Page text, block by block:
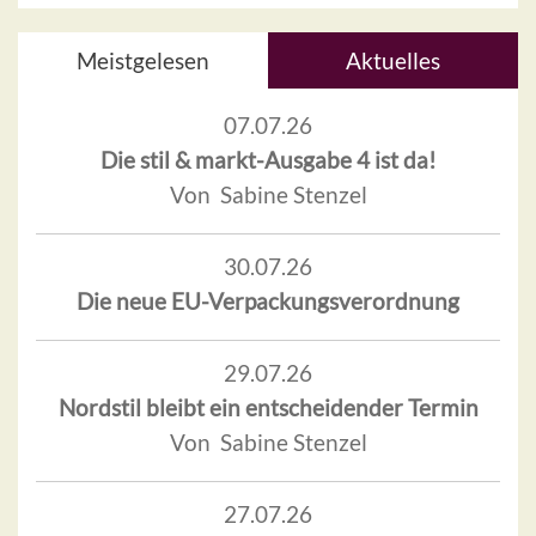
Meistgelesen Aktuelles
07.07.26
Die stil & markt-Ausgabe 4 ist da!
Von Sabine Stenzel
30.07.26
Die neue EU-Verpackungsverordnung
29.07.26
Nordstil bleibt ein entscheidender Termin
Von Sabine Stenzel
27.07.26